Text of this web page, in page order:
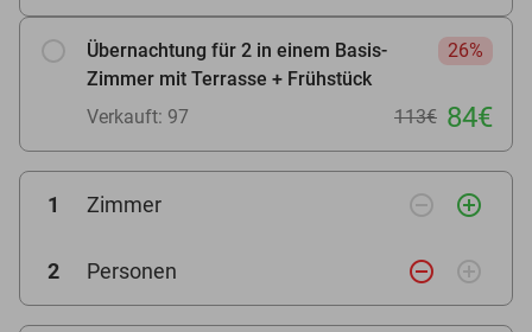
Übernachtung für 2 in einem Basis-
Zimmer mit Terrasse + Frühstück
26%
Verkauft: 97 113€ 84€
1 Zimmer remove_circle_outline add_circle_outline
2 Personen remove_circle_outline add_circle_outline